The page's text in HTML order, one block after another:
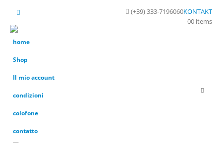
(+39) 333-7196060KONTAKT
00 items
home
Shop
Il mio account
condizioni
colofone
contatto